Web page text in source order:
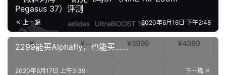
Pegasus 37）评测
上一篇 2020年6月16日 下午2:48
2299能买Alphafly，也能买……
下一篇
2020年6月17日 上午3:39